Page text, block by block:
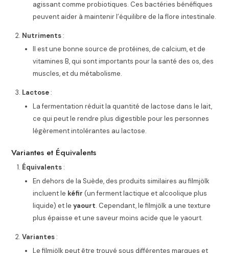
agissant comme probiotiques. Ces bactéries bénéfiques
peuvent aider à maintenir l’équilibre de la flore intestinale.
Nutriments :
Il est une bonne source de protéines, de calcium, et de
vitamines B, qui sont importants pour la santé des os, des
muscles, et du métabolisme.
Lactose :
La fermentation réduit la quantité de lactose dans le lait,
ce qui peut le rendre plus digestible pour les personnes
légèrement intolérantes au lactose.
Variantes et Équivalents
Équivalents :
En dehors de la Suède, des produits similaires au filmjölk
incluent le kéfir (un ferment lactique et alcoolique plus
liquide) et le yaourt. Cependant, le filmjölk a une texture
plus épaisse et une saveur moins acide que le yaourt.
Variantes :
Le filmjölk peut être trouvé sous différentes marques et